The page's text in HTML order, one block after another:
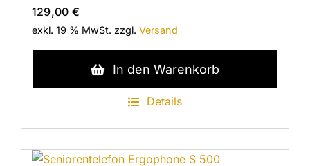
129,00 €
exkl. 19 % MwSt. zzgl. Versand
In den Warenkorb
Details